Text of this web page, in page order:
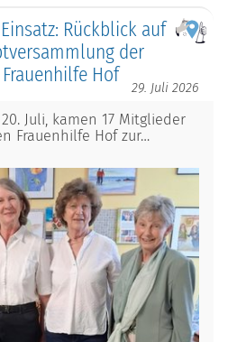
Rückblick auf
der
Hof
29. Juli 2026
Juli, kamen 17 Mitglieder
Frauenhilfe Hof zur…